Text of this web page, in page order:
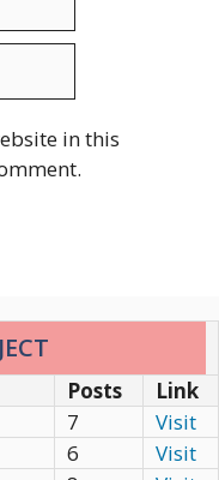
in this
Posts
Link
7
Visit
6
Visit